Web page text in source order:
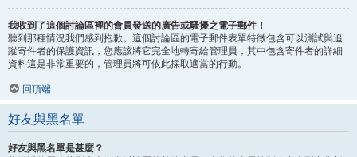
我收到了這個討論區裡的會員發送的廣告或騷擾之電子郵件！
聽到那種情況我們感到抱歉。這個討論區的電子郵件表單特徵包含可以測試與追
蹤寄件者的保護資訊，您應該將它完全地轉寄給管理員，其中包含寄件者的詳細
資料這是非常重要的，管理員將可依此採取適當的行動。
回頂端
好友與黑名單
好友與黑名單是甚麼？